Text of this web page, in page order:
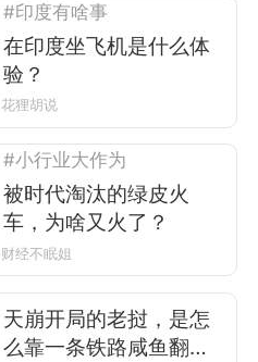
#印度有啥事
在印度坐飞机是什么体
验？
花狸胡说
#小行业大作为
被时代淘汰的绿皮火
车，为啥又火了？
财经不眠姐
天崩开局的老挝，是怎
么靠一条铁路咸鱼翻身